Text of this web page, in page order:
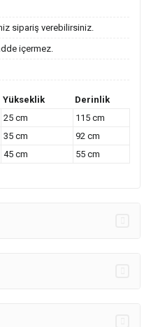
sipariş verebilirsiniz.
içermez.
Yükseklik
Derinlik
25 cm
115 cm
35 cm
92 cm
45 cm 55 cm